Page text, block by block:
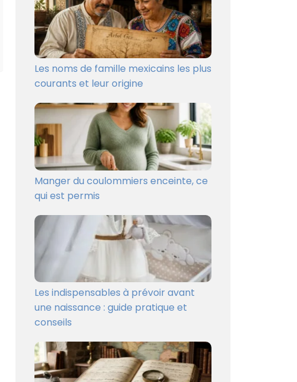
Les noms de famille mexicains les plus
courants et leur origine
Manger du coulommiers enceinte, ce
qui est permis
Les indispensables à prévoir avant
une naissance : guide pratique et
conseils